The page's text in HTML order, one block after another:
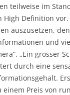
teilweise im
High Definition
auszusetzen,
und
„Ein grosser
durch eine
einem Preis von